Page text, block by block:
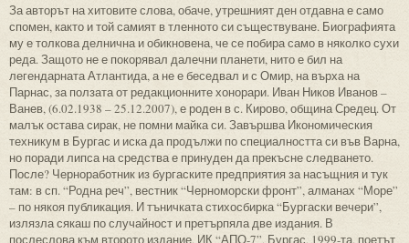
За авторът на хитовите слова, обаче, утрешният ден отдавна е само
спомен, както и той самият в тленното си съществуване. Биографията
му е толкова делнична и обикновена, че се побира само в няколко сухи
реда. Защото не е покорявал далечни планети, нито е бил на
легендарната Атлантида, а не е беседвал и с Омир, на върха на
Парнас, за ползата от редакционните хонорари. Иван Ников Иванов –
Ванев, (6.02.1938 – 25.12.2007), е роден в с. Кирово, община Средец. От
малък остава сирак, не помни майка си. Завършва Икономическия
техникум в Бургас и иска да продължи по специалността си във Варна,
но поради липса на средства е принуден да прекъсне следването.
После? Черноработник из бургаските предприятия за насъщния и тук
там: в сп. “Родна реч”, вестник “Черноморски фронт”, алманах “Море”
– по някоя публикация. И тъничката стихосбирка “Бургаски вечери”,
излязла сякаш по случайност и претърпяла две издания. В
послеслова към второто издание, ИК “АПО-7”, Бургас, 1999-та, поетът